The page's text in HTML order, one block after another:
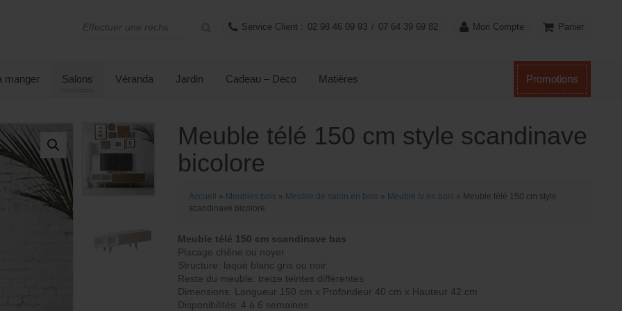
Service Client : 02 98 46 09 93 / 07 64 39 69 82 Mon Compte Panier
manger Salons Véranda Jardin Cadeau – Deco Matières Promotions
Meuble télé 150 cm style scandinave
bicolore
Accueil » Meubles bois » Meuble de salon en bois » Meuble tv en bois » Meuble télé 150 cm style
scandinave bicolore
Meuble télé 150 cm scandinave bas
Placage chêne ou noyer
Structure: laqué blanc gris ou noir
Reste du meuble: treize teintes différentes
Dimensions: Longueur 150 cm x Profondeur 40 cm x Hauteur 42 cm
Disponibilités: 4 à 6 semaines